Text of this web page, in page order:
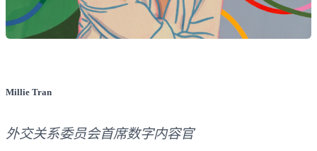
Millie Tran
外交关系委员会首席数字内容官